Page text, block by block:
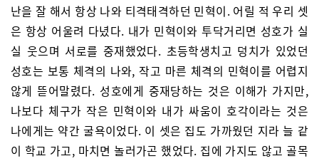
난을 잘 해서 항상 나와 티격태격하던 민혁이. 어릴 적 우리 셋
은 항상 어울려 다녔다. 내가 민혁이와 투닥거리면 성호가 실
실 웃으며 서로를 중재했었다. 초등학생치고 덩치가 있었던
성호는 보통 체격의 나와, 작고 마른 체격의 민혁이를 어렵지
않게 뜯어말렸다. 성호에게 중재당하는 것은 이해가 가지만,
나보다 체구가 작은 민혁이와 내가 싸움이 호각이라는 것은
나에게는 약간 굴욕이었다. 이 셋은 집도 가까웠던 지라 늘 같
이 학교 가고, 마치면 놀러가곤 했었다. 집에 가지도 않고 골목